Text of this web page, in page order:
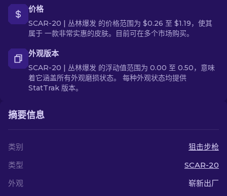
价格
SCAR-20 | 丛林爆发 的价格范围为 $0.26 至 $1.19，使其
属于 一款非常实惠的皮肤。目前可在多个市场购买。
外观版本
SCAR-20 | 丛林爆发 的浮动值范围为 0.00 至 0.50，意味
着它涵盖所有外观磨损状态。 每种外观状态均提供
StatTrak 版本。
摘要信息
类别
狙击步枪
类型
SCAR-20
外观
崭新出厂